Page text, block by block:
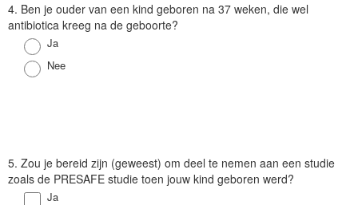
V
r
4. Ben je ouder van een kind geboren na 37 weken, die wel
antibiotica kreeg na de geboorte?
Antwoord
Ja
Antwoord
Nee
V
r
5. Zou je bereid zijn (geweest) om deel te nemen aan een studie
zoals de PRESAFE studie toen jouw kind geboren werd?
Antwoord
Ja